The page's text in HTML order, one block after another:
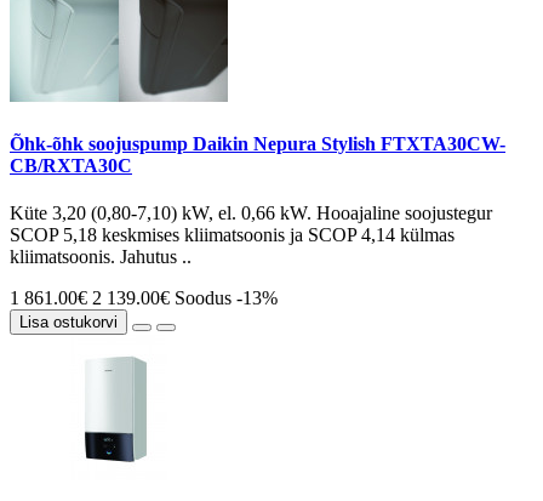
Õhk-õhk soojuspump Daikin Nepura Stylish FTXTA30CW-
CB/RXTA30C
Küte 3,20 (0,80-7,10) kW, el. 0,66 kW. Hooajaline soojustegur
SCOP 5,18 keskmises kliimatsoonis ja SCOP 4,14 külmas
kliimatsoonis. Jahutus ..
1 861.00€ 2 139.00€ Soodus -13%
Lisa ostukorvi